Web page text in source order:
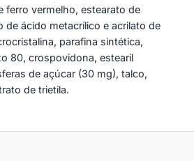
ferro vermelho, estearato de
de ácido metacrílico e acrilato de
parafina sintética,
80, crospovidona, estearil
de açúcar (30 mg), talco,
de trietila.